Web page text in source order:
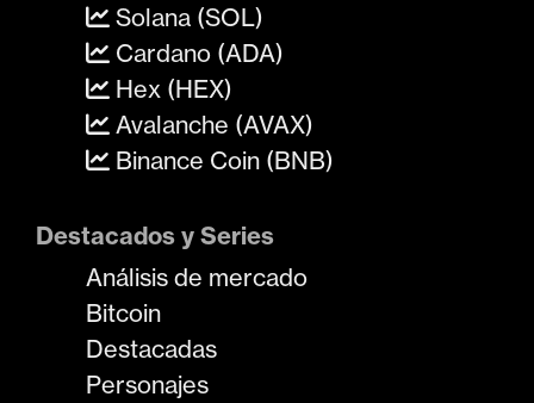
Solana (SOL)
Cardano (ADA)
Hex (HEX)
Avalanche (AVAX)
Binance Coin (BNB)
Destacados y Series
Análisis de mercado
Bitcoin
Destacadas
Personajes